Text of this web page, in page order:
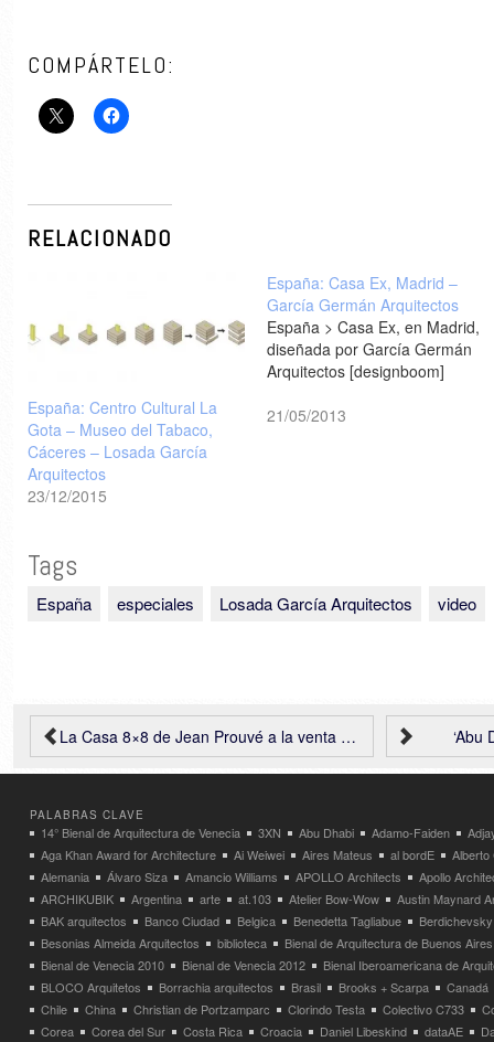
COMPÁRTELO:
RELACIONADO
España: Centro Cultural La
Gota – Museo del Tabaco,
Cáceres – Losada García
Arquitectos
23/12/2015
España: Casa Ex, Madrid –
García Germán Arquitectos
España > Casa Ex, en Madrid,
diseñada por García Germán
Arquitectos [designboom]
21/05/2013
Tags
España especiales Losada García Arquitectos video
‘Abu
La Casa 8×8 de Jean Prouvé a la venta por U$D 2.5 millones
PALABRAS CLAVE
14° Bienal de Arquitectura de Venecia 3XN Abu Dhabi Adamo-Faiden
Aga Khan Award for Architecture
Ai Weiwei Aires Mateus al bordE
Alberto
Alemania
Álvaro Siza Amancio Williams APOLLO Architects
Apollo
ARCHIKUBIK
Argentina arte at.103 Atelier Bow-Wow
Austin Maynard
BAK arquitectos
Banco Ciudad Belgica Benedetta Tagliabue
Besonias Almeida Arquitectos
biblioteca
Bienal de Arquitectura de Buenos Aires
Bienal de Venecia 2010
Bienal de Venecia 2012
Bienal Iberoamericana de
BLOCO Arquitetos
Borrachia arquitectos Brasil Brooks + Scarpa
Canadá
Chile
China Christian de Portzamparc Clorindo Testa Colectivo C733
Corea
Corea del Sur Costa Rica Croacia Daniel Libeskind dataAE